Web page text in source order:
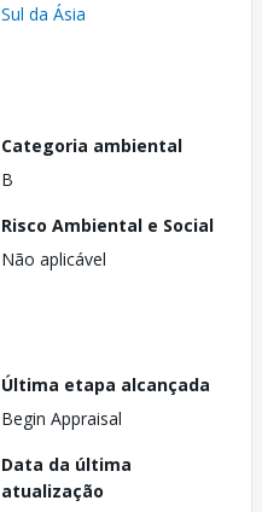
Sul da Ásia
Categoria ambiental
B
Risco Ambiental e Social
Não aplicável
Última etapa alcançada
Begin Appraisal
Data da última
atualização